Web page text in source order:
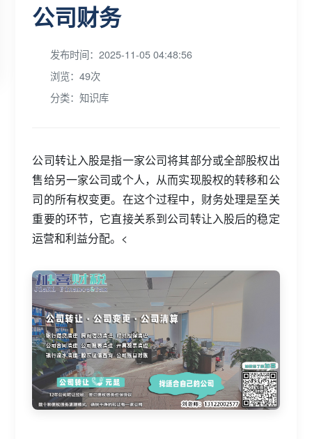
公司财务
发布时间：2025-11-05 04:48:56
浏览：49次
分类：知识库
公司转让入股是指一家公司将其部分或全部股权出
售给另一家公司或个人，从而实现股权的转移和公
司的所有权变更。在这个过程中，财务处理是至关
重要的环节，它直接关系到公司转让入股后的稳定
运营和利益分配。<